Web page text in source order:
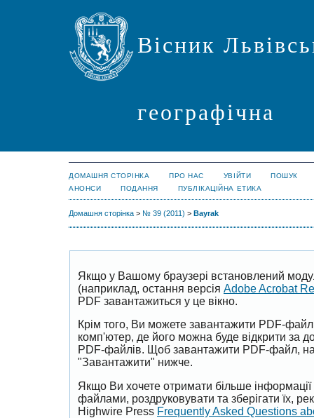
Вісник
географічна
ДОМАШНЯ СТОРІНКА ПРО НАС УВІЙТИ
ПОШУК
АНОНСИ
ПОДАННЯ ПУБЛІКАЦІЙНА ЕТИКА
Домашня сторінка > № 39 (2011) > Bayrak
Якщо у Вашому браузері встановлений
(наприклад, остання версія Adobe Acrobat
PDF завантажиться у це вікно.
Крім того, Ви можете завантажити PDF-
комп'ютер, де його можна буде відкрити за
PDF-файлів. Щоб завантажити PDF-файл,
"Завантажити" нижче.
Якщо Ви хочете отримати більше
файлами, роздруковувати та зберігати їх,
Highwire Press Frequently Asked Questions